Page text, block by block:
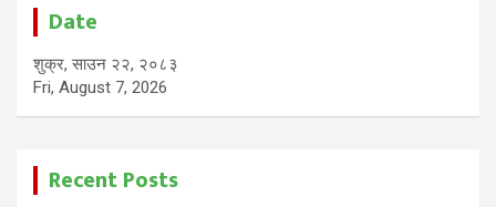
Date
शुक्र, साउन २२, २०८३
Fri, August 7, 2026
Recent Posts